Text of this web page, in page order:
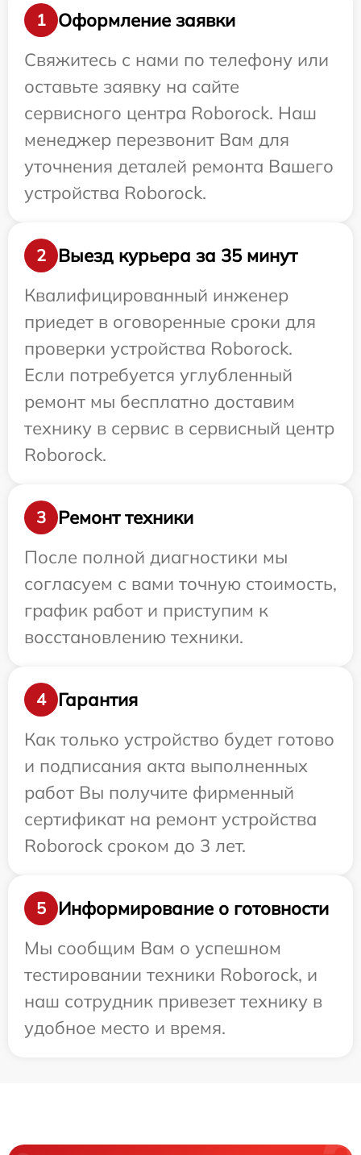
1
Оформление заявки
Свяжитесь с нами по телефону или
оставьте заявку на сайте
сервисного центра Roborock. Наш
менеджер перезвонит Вам для
уточнения деталей ремонта Вашего
устройства Roborock.
2
Выезд курьера за 35 минут
Квалифицированный инженер
приедет в оговоренные сроки для
проверки устройства Roborock.
Если потребуется углубленный
ремонт мы бесплатно доставим
технику в сервис в сервисный центр
Roborock.
3
Ремонт техники
После полной диагностики мы
согласуем с вами точную стоимость,
график работ и приступим к
восстановлению техники.
4
Гарантия
Как только устройство будет готово
и подписания акта выполненных
работ Вы получите фирменный
сертификат на ремонт устройства
Roborock сроком до 3 лет.
5
Информирование о готовности
Мы сообщим Вам о успешном
тестировании техники Roborock, и
наш сотрудник привезет технику в
удобное место и время.